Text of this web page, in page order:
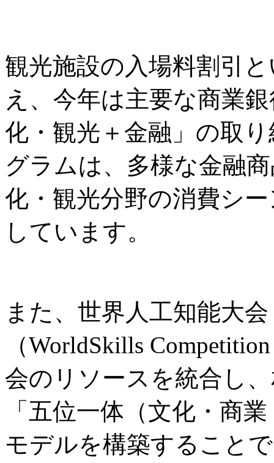
観光施設の入場料割引
え、今年は主要な商業
化・観光＋金融」の取
グラムは、多様な金融
化・観光分野の消費シ
しています。
また、世界人工知能大
（WorldSkills
会のリソースを統合し
「五位一体（文化・商
モデルを構築すること